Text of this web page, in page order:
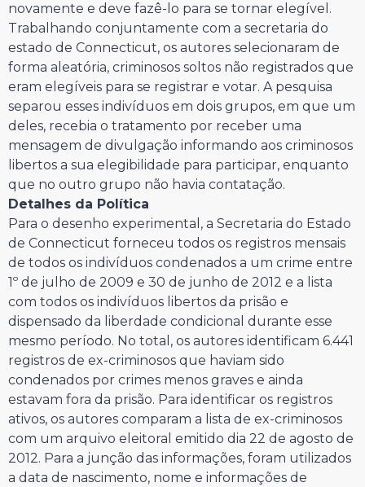
novamente e deve fazê-lo para se tornar elegível.
Trabalhando conjuntamente com a secretaria do
estado de Connecticut, os autores selecionaram de
forma aleatória, criminosos soltos não registrados que
eram elegíveis para se registrar e votar. A pesquisa
separou esses indivíduos em dois grupos, em que um
deles, recebia o tratamento por receber uma
mensagem de divulgação informando aos criminosos
libertos a sua elegibilidade para participar, enquanto
que no outro grupo não havia contatação.
Detalhes da Política
Para o desenho experimental, a Secretaria do Estado
de Connecticut forneceu todos os registros mensais
de todos os indivíduos condenados a um crime entre
1º de julho de 2009 e 30 de junho de 2012 e a lista
com todos os indivíduos libertos da prisão e
dispensado da liberdade condicional durante esse
mesmo período. No total, os autores identificam 6.441
registros de ex-criminosos que haviam sido
condenados por crimes menos graves e ainda
estavam fora da prisão. Para identificar os registros
ativos, os autores comparam a lista de ex-criminosos
com um arquivo eleitoral emitido dia 22 de agosto de
2012. Para a junção das informações, foram utilizados
a data de nascimento, nome e informações de